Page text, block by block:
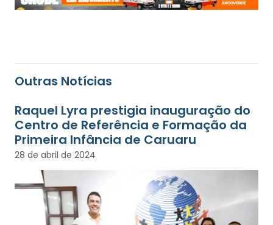
Outras Notícias
Raquel Lyra prestigia inauguração do
Centro de Referência e Formação da
Primeira Infância de Caruaru
28 de abril de 2024